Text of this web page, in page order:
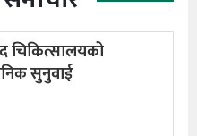
चिकित्सालयको
सुनुवाई